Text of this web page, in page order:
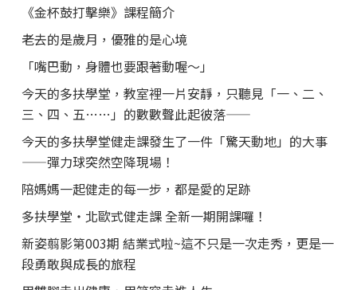
《金杯鼓打擊樂》課程簡介
老去的是歲月，優雅的是心境
「嘴巴動，身體也要跟著動喔～」
今天的多扶學堂，教室裡一片安靜，只聽見「一、二、
三、四、五……」的數數聲此起彼落——
今天的多扶學堂健走課發生了一件「驚天動地」的大事
——彈力球突然空降現場！
陪媽媽一起健走的每一步，都是愛的足跡
多扶學堂・北歐式健走課 全新一期開課囉！
新姿翦影第003期 結業式啦~這不只是一次走秀，更是一
段勇敢與成長的旅程